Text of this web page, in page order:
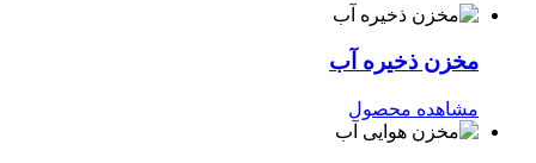
مخزن ذخیره آب
مشاهده محصول